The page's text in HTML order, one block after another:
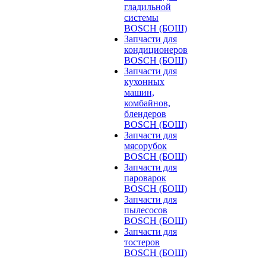
гладильной
системы
BOSCH (БОШ)
Запчасти для
кондиционеров
BOSCH (БОШ)
Запчасти для
кухонных
машин,
комбайнов,
блендеров
BOSCH (БОШ)
Запчасти для
мясорубок
BOSCH (БОШ)
Запчасти для
пароварок
BOSCH (БОШ)
Запчасти для
пылесосов
BOSCH (БОШ)
Запчасти для
тостеров
BOSCH (БОШ)